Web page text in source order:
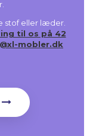
stof eller læder.
til os på 42
mobler.dk